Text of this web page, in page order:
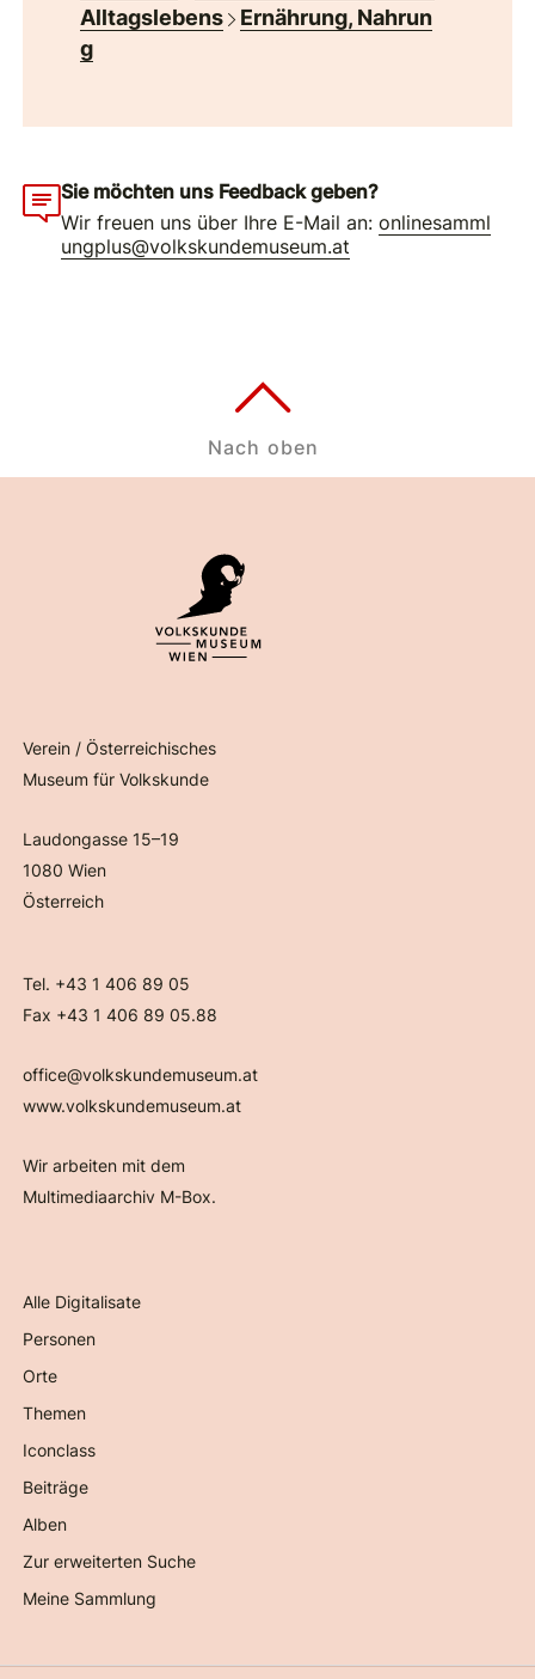
Alltagslebens
Ernährung, Nahrun
g
Sie möchten uns Feedback geben?
Wir freuen uns über Ihre E-Mail an:onlinesamml
ungplus@volkskundemuseum.at
Verein / Österreichisches
Museum für Volkskunde
Laudongasse 15–19
1080 Wien
Österreich
Tel. +43 1 406 89 05
Fax +43 1 406 89 05.88
office@volkskundemuseum.at
www.volkskundemuseum.at
Wir arbeiten mit dem
Multimediaarchiv M-Box.
Alle Digitalisate
Personen
Orte
Themen
Iconclass
Beiträge
Alben
Zur erweiterten Suche
Meine Sammlung
Nach oben